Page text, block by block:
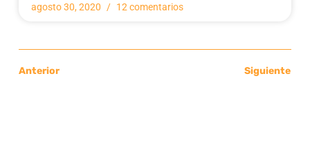
agosto 30, 2020 12 comentarios
Anterior Siguiente